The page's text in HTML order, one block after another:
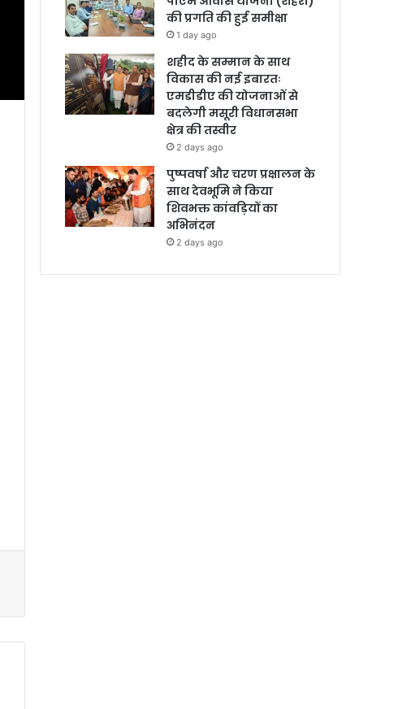
की प्रगति की हुई समीक्षा
1 day ago
शहीद के सम्मान के साथ
विकास की नई इबारतः
एमडीडीए की योजनाओं से
बदलेगी मसूरी विधानसभा
क्षेत्र की तस्वीर
2 days ago
पुष्पवर्षा और चरण प्रक्षालन के
साथ देवभूमि ने किया
शिवभक्त कांवड़ियों का
अभिनंदन
2 days ago